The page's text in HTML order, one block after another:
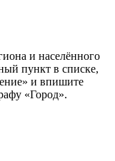
и населённого
пункт в списке,
и впишите
«Город».